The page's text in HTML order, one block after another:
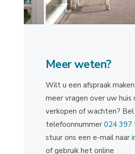
Meer weten?
Wilt u een afspraak
meer vragen over uw huis
verkopen of wachten?
telefoonnummer 024 397
stuur ons een e-mail naar
of gebruik het online